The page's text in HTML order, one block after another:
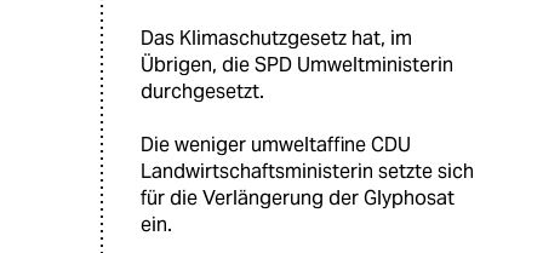
Das Klimaschutzgesetz hat, im
Übrigen, die SPD Umweltministerin
durchgesetzt.
Die weniger umweltaffine CDU
Landwirtschaftsministerin setzte sich
für die Verlängerung der Glyphosat
ein.